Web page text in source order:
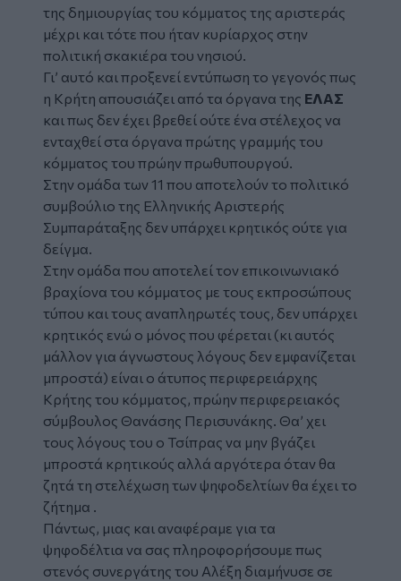
της δημιουργίας του κόμματος της αριστεράς
μέχρι και τότε που ήταν κυρίαρχος στην
πολιτική σκακιέρα του νησιού.
Γι’ αυτό και προξενεί εντύπωση το γεγονός πως
η Κρήτη απουσιάζει από τα όργανα της ΕΛΑΣ
και πως δεν έχει βρεθεί ούτε ένα στέλεχος να
ενταχθεί στα όργανα πρώτης γραμμής του
κόμματος του πρώην πρωθυπουργού.
Στην ομάδα των 11 που αποτελούν το πολιτικό
συμβούλιο της Ελληνικής Αριστερής
Συμπαράταξης δεν υπάρχει κρητικός ούτε για
δείγμα.
Στην ομάδα που αποτελεί τον επικοινωνιακό
βραχίονα του κόμματος με τους εκπροσώπους
τύπου και τους αναπληρωτές τους, δεν υπάρχει
κρητικός ενώ ο μόνος που φέρεται (κι αυτός
μάλλον για άγνωστους λόγους δεν εμφανίζεται
μπροστά) είναι ο άτυπος περιφερειάρχης
Κρήτης του κόμματος, πρώην περιφερειακός
σύμβουλος Θανάσης Περισυνάκης. Θα’ χει
τους λόγους του ο Τσίπρας να μην βγάζει
μπροστά κρητικούς αλλά αργότερα όταν θα
ζητά τη στελέχωση των ψηφοδελτίων θα έχει το
ζήτημα .
Πάντως, μιας και αναφέραμε για τα
ψηφοδέλτια να σας πληροφορήσουμε πως
στενός συνεργάτης του Αλέξη διαμήνυσε σε